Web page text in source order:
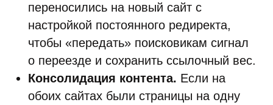
переносились на новый сайт с
настройкой постоянного редиректа,
чтобы «передать» поисковикам сигнал
о переезде и сохранить ссылочный вес.
Консолидация контента. Если на
обоих сайтах были страницы на одну